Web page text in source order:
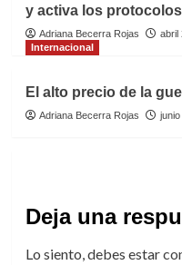
y activa los
Adriana Becerra Rojas abril
Internacional
El alto precio de la
Adriana Becerra Rojas
Deja una
Lo siento, debes estar